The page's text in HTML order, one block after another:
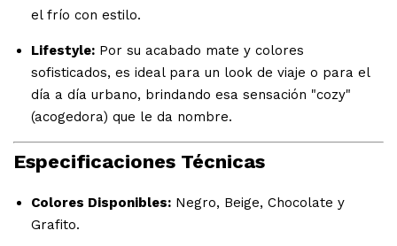
el frío con estilo.
Lifestyle: Por su acabado mate y colores
sofisticados, es ideal para un look de viaje o para el
día a día urbano, brindando esa sensación "cozy"
(acogedora) que le da nombre.
Especificaciones Técnicas
Colores Disponibles: Negro, Beige, Chocolate y
Grafito.